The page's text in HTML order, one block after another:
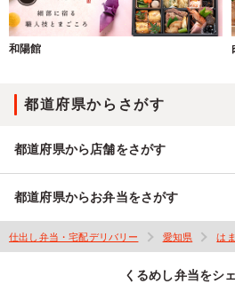
和陽館
都道府県からさがす
都道府県から店舗をさがす
都道府県からお弁当をさがす
仕出し弁当・宅配デリバリー 愛知県 は
くるめし弁当をシ